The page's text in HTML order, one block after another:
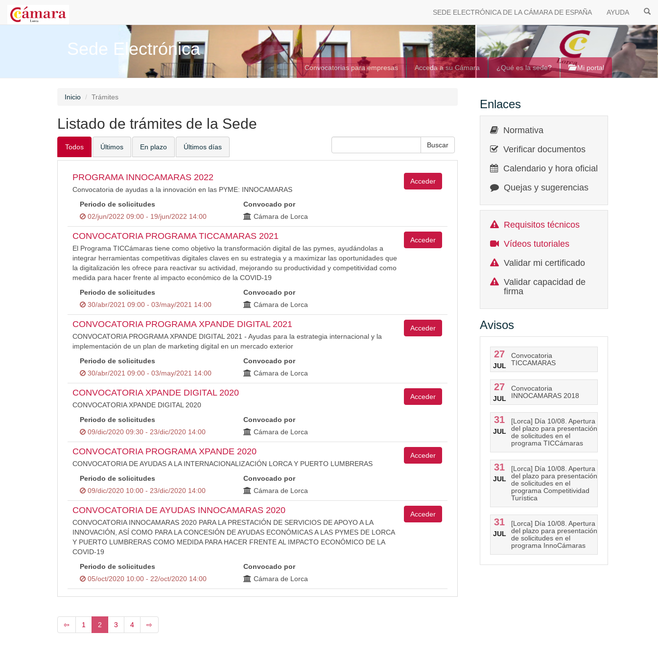
SEDE ELECTRÓNICA DE LA CÁMARA DE ESPAÑA AYUDA
Sede Electrónica
Convocatorias para empresas Acceda a su Cámara ¿Qué es la sede? Mi portal
Inicio Trámites
Listado de trámites de la Sede
Todos Últimos En plazo Últimos días
PROGRAMA INNOCAMARAS 2022
Convocatoria de ayudas a la innovación en las PYME: INNOCAMARAS
Periodo de solicitudes
02/jun/2022 09:00 - 19/jun/2022 14:00
Convocado por
Cámara de Lorca
Acceder
CONVOCATORIA PROGRAMA TICCAMARAS 2021
El Programa TICCámaras tiene como objetivo la transformación digital de las pymes, ayudándolas a
integrar herramientas competitivas digitales claves en su estrategia y a maximizar las oportunidades que
la digitalización les ofrece para reactivar su actividad, mejorando su productividad y competitividad como
medida para hacer frente al impacto económico de la COVID-19
Periodo de solicitudes
30/abr/2021 09:00 - 03/may/2021 14:00
Convocado por
Cámara de Lorca
Acceder
CONVOCATORIA PROGRAMA XPANDE DIGITAL 2021
CONVOCATORIA PROGRAMA XPANDE DIGITAL 2021 - Ayudas para la estrategia internacional y la
implementación de un plan de marketing digital en un mercado exterior
Periodo de solicitudes
30/abr/2021 09:00 - 03/may/2021 14:00
Convocado por
Cámara de Lorca
Acceder
CONVOCATORIA XPANDE DIGITAL 2020
CONVOCATORIA XPANDE DIGITAL 2020
Periodo de solicitudes
09/dic/2020 09:30 - 23/dic/2020 14:00
Convocado por
Cámara de Lorca
Acceder
CONVOCATORIA PROGRAMA XPANDE 2020
CONVOCATORIA DE AYUDAS A LA INTERNACIONALIZACIÓN LORCA Y PUERTO LUMBRERAS
Periodo de solicitudes
09/dic/2020 10:00 - 23/dic/2020 14:00
Convocado por
Cámara de Lorca
Acceder
CONVOCATORIA DE AYUDAS INNOCAMARAS 2020
CONVOCATORIA INNOCAMARAS 2020 PARA LA PRESTACIÓN DE SERVICIOS DE APOYO A LA
INNOVACIÓN, ASÍ COMO PARA LA CONCESIÓN DE AYUDAS ECONÓMICAS A LAS PYMES DE LORCA
Y PUERTO LUMBRERAS COMO MEDIDA PARA HACER FRENTE AL IMPACTO ECONÓMICO DE LA
COVID-19
Periodo de solicitudes
05/oct/2020 10:00 - 22/oct/2020 14:00
Convocado por
Cámara de Lorca
Acceder
⇦ 1 2 3 4 ⇨
Enlaces
Normativa
Verificar documentos
Calendario y hora oficial
Quejas y sugerencias
Requisitos técnicos
Vídeos tutoriales
Validar mi certificado
Validar capacidad de
firma
Avisos
27
JUL
Convocatoria
TICCAMARAS
27
JUL
Convocatoria
INNOCAMARAS 2018
31
JUL
[Lorca] Día 10/08. Apertura
del plazo para presentación
de solicitudes en el
programa TICCámaras
31
JUL
[Lorca] Día 10/08. Apertura
del plazo para presentación
de solicitudes en el
programa Competitividad
Turística
31
JUL
[Lorca] Día 10/08. Apertura
del plazo para presentación
de solicitudes en el
programa InnoCámaras